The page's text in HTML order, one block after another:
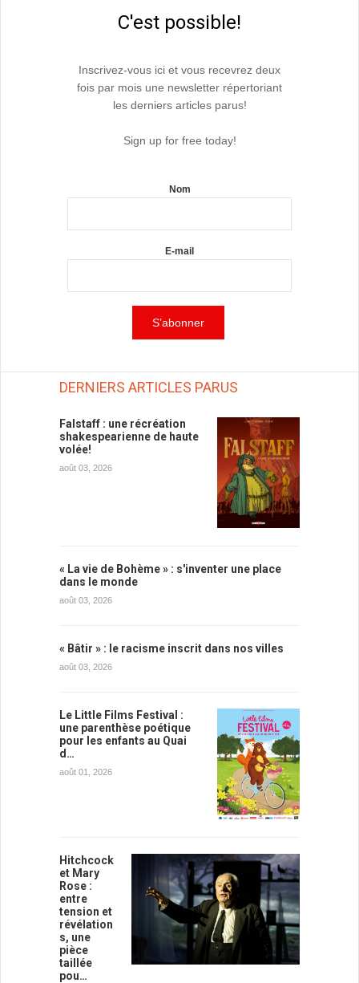
C'est possible!
Inscrivez-vous ici et vous recevrez deux
fois par mois une newsletter répertoriant
les derniers articles parus!
Sign up for free today!
Nom
E-mail
DERNIERS ARTICLES PARUS
Falstaff : une récréation
shakespearienne de haute
volée!
août 03, 2026
« La vie de Bohème » : s'inventer une place
dans le monde
août 03, 2026
« Bâtir » : le racisme inscrit dans nos villes
août 03, 2026
Le Little Films Festival :
une parenthèse poétique
pour les enfants au Quai
d…
août 01, 2026
Hitchcock
et Mary
Rose :
entre
tension et
révélation
s, une
pièce
taillée
pou…